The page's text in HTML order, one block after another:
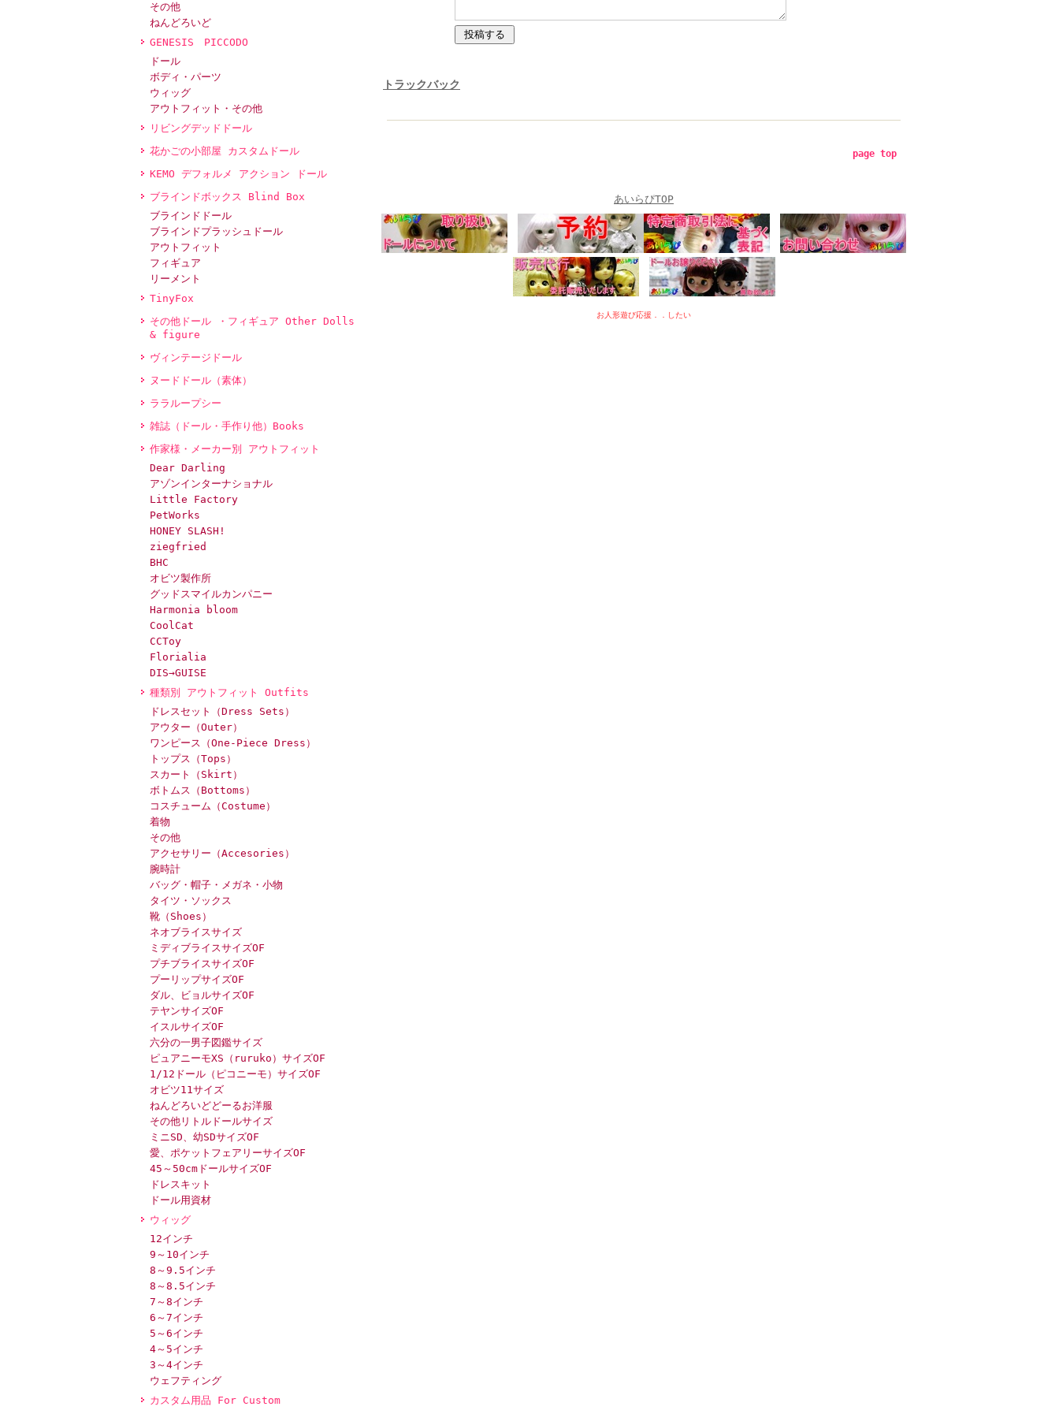
その他
ねんどろいど
GENESIS PICCODO
ドール
ボディ・パーツ
ウィッグ
アウトフィット・その他
リビングデッドドール
花かごの小部屋 カスタムドール
KEMO デフォルメ アクション ドール
ブラインドボックス Blind Box
ブラインドドール
ブラインドプラッシュドール
アウトフィット
フィギュア
リーメント
TinyFox
その他ドール ・フィギュア Other Dolls
& figure
ヴィンテージドール
ヌードドール（素体）
ララループシー
雑誌（ドール・手作り他）Books
作家様・メーカー別 アウトフィット
Dear Darling
アゾンインターナショナル
Little Factory
PetWorks
HONEY SLASH!
ziegfried
BHC
オビツ製作所
グッドスマイルカンパニー
Harmonia bloom
CoolCat
CCToy
Florialia
DIS→GUISE
種類別 アウトフィット Outfits
ドレスセット（Dress Sets）
アウター（Outer）
ワンピース（One-Piece Dress）
トップス（Tops）
スカート（Skirt）
ボトムス（Bottoms）
コスチューム（Costume）
着物
その他
アクセサリー（Accesories）
腕時計
バッグ・帽子・メガネ・小物
タイツ・ソックス
靴（Shoes）
ネオブライスサイズ
ミディブライスサイズOF
プチブライスサイズOF
プーリップサイズOF
ダル、ビョルサイズOF
テヤンサイズOF
イスルサイズOF
六分の一男子図鑑サイズ
ピュアニーモXS（ruruko）サイズOF
1/12ドール（ピコニーモ）サイズOF
オビツ11サイズ
ねんどろいどどーるお洋服
その他リトルドールサイズ
ミニSD、幼SDサイズOF
愛、ポケットフェアリーサイズOF
45～50cmドールサイズOF
ドレスキット
ドール用資材
ウィッグ
12インチ
9～10インチ
8～9.5インチ
8～8.5インチ
7～8インチ
6～7インチ
5～6インチ
4～5インチ
3～4インチ
ウェフティング
カスタム用品 For Custom
トラックバック
page top
あいらぴTOP
お人形遊び応援．．したい